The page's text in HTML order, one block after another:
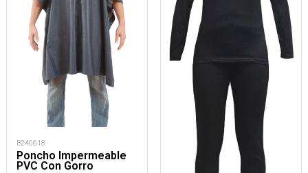
B240618
Poncho Impermeable
PVC Con Gorro